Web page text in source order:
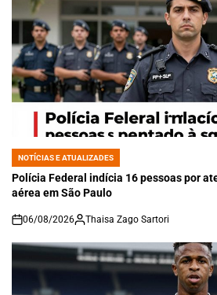
POSTED
IN
NOTÍCIAS E ATUALIZADES
Polícia Federal indícia 16 pessoas por
aérea em São Paulo
on
06/08/2026 Thaisa Zago Sartori